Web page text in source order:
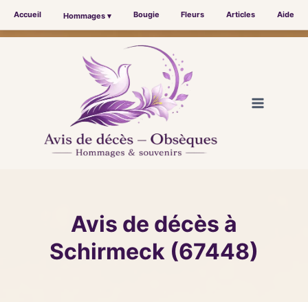
Accueil Hommages ▾ Bougie Fleurs Articles Aide
Avis de décès à
Schirmeck (67448)